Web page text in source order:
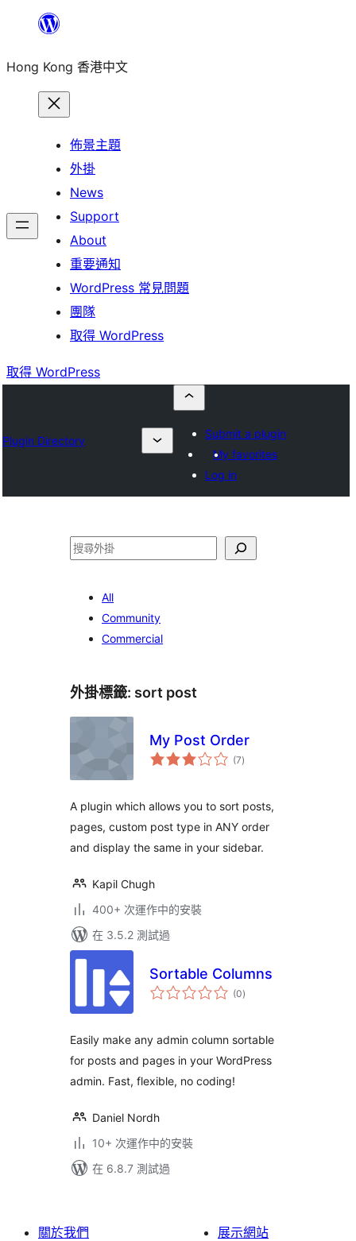
主
Hong Kong 香港中文
佈景主題
外掛
News
Support
About
重要通知
WordPress 常見問題
團隊
取得 WordPress
取得 WordPress
Plugin Directory
Submit a plugin
My favorites
Log in
搜
All
Community
Commercial
外掛標籤: sort post
My Post Order
(7總
評)
A plugin which allows you to sort posts,
pages, custom post type in ANY order
and display the same in your sidebar.
Kapil Chugh
400+ 次運作中的安裝
在 3.5.2 測試過
Sortable Columns
(0總
評)
Easily make any admin column sortable
for posts and pages in your WordPress
admin. Fast, flexible, no coding!
Daniel Nordh
10+ 次運作中的安裝
在 6.8.7 測試過
關於我們
展示網站